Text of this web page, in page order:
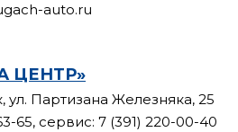
auto.ru
ЦЕНТР»
ул. Партизана Железняка, 25
65, сервис: 7 (391) 220-00-40